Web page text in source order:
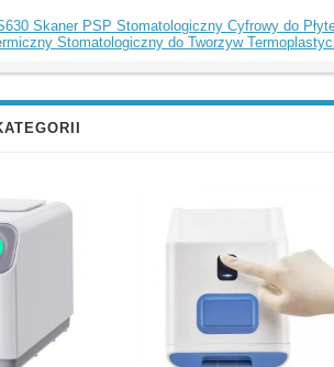
Skaner PSP Stomatologiczny Cyfrowy do
Stomatologiczny do Tworzyw